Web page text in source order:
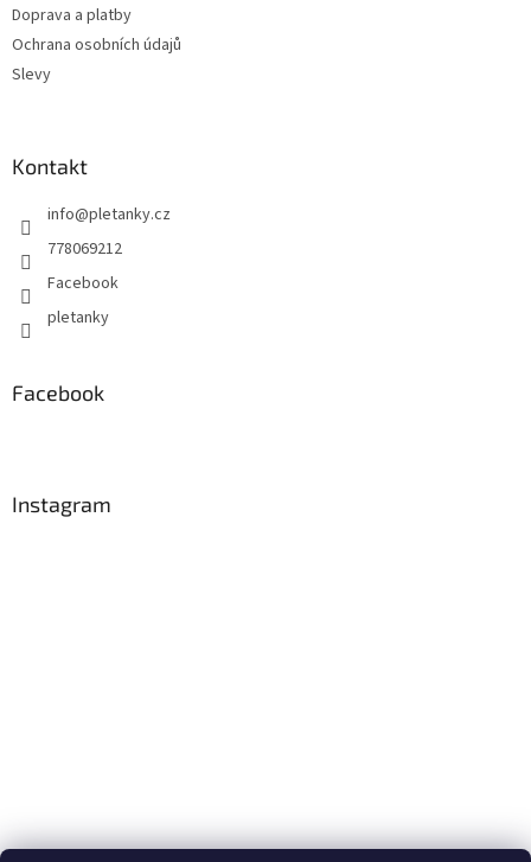
Doprava a platby
Ochrana osobních údajů
Slevy
Kontakt
info@pletanky.cz
778069212
Facebook
pletanky
Facebook
Instagram